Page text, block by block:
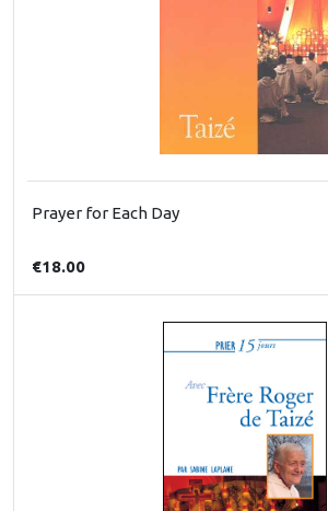
Prayer for Each Day
€18.00